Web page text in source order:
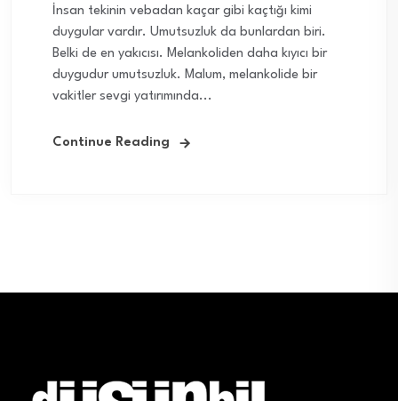
İnsan tekinin vebadan kaçar gibi kaçtığı kimi
duygular vardır. Umutsuzluk da bunlardan biri.
Belki de en yakıcısı. Melankoliden daha kıyıcı bir
duygudur umutsuzluk. Malum, melankolide bir
vakitler sevgi yatırımında...
Continue Reading